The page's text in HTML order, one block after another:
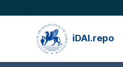
iDAI.repo